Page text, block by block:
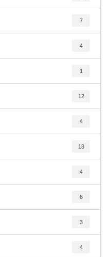
7
4
1
12
4
18
4
6
3
4